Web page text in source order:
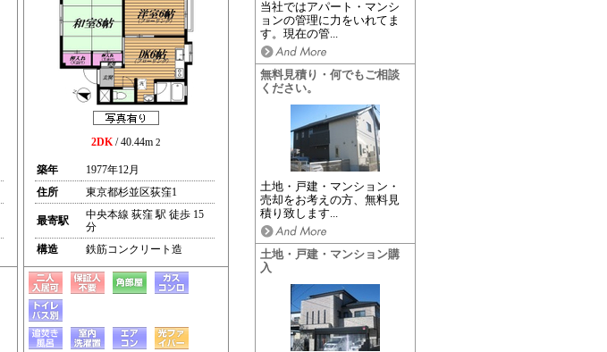
当社ではアパート・マンシ
ョンの管理に力をいれてま
す。現在の管...
無料見積り・何でもご相談
ください。
土地・戸建・マンション・
売却をお考えの方、無料見
積り致します...
土地・戸建・マンション購
入
2DK/ 40.44m 2
築年
1977年12月
住所
東京都杉並区荻窪1
最寄駅
中央本線 荻窪 駅 徒歩 15
分
構造
鉄筋コンクリート造